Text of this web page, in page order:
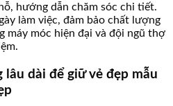
hướng dẫn chăm sóc chi tiết.
làm việc, đảm bảo chất lượng
máy móc hiện đại và đội ngũ thợ
dài để giữ vẻ đẹp mẫu